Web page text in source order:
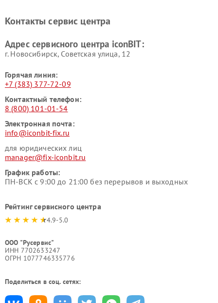
Контакты сервис центра
Адрес сервисного центра iconBIT:
г. Новосибирск, Советская улица, 12
Горячая линия:
+7 (383) 377-72-09
Контактный телефон:
8 (800) 101-01-54
Электронная почта:
info@iconbit-fix.ru
для юридических лиц
manager@fix-iconbit.ru
График работы:
ПН-ВСК с 9:00 до 21:00 без перерывов и выходных
Рейтинг сервисного центра
4.9-5.0
ООО "Русервис"
ИНН 7702633247
ОГРН 1077746335776
Поделиться в соц. сетях: